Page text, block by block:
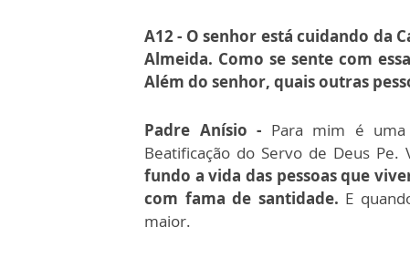
A12 - O senhor está cuidando da
Almeida. Como se sente com
Além do senhor, quais outras
Padre Anísio - Para mim é
Beatificação do Servo de Deus Pe.
fundo a vida das pessoas que
com fama de santidade. E
maior.